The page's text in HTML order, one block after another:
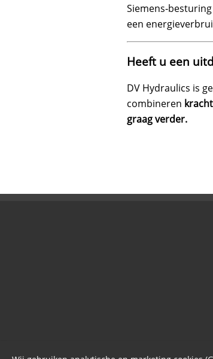
een
Heeft u een
DV Hydraulics is
combineren kracht
graag verder.